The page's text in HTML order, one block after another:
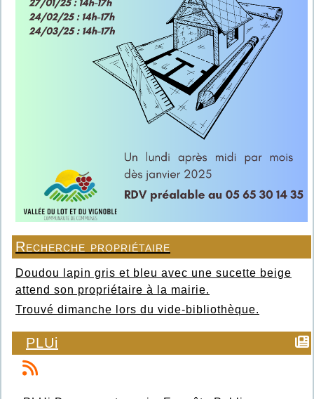
Recherche propriétaire
Doudou lapin gris et bleu avec une sucette beige
attend son propriétaire à la mairie.
Trouvé dimanche lors du vide-bibliothèque.
PLUi